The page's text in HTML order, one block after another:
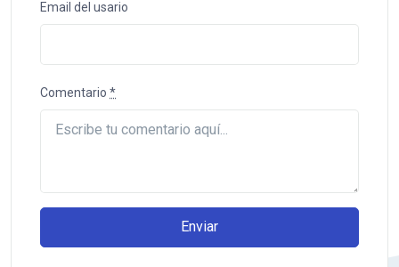
Email del usario
Comentario *
Enviar